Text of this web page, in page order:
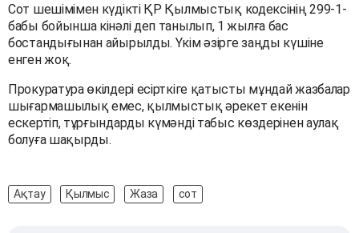
Сот шешімімен күдікті ҚР Қылмыстық кодексінің 299-1-
бабы бойынша кінәлі деп танылып, 1 жылға бас
бостандығынан айырылды. Үкім әзірге заңды күшіне
енген жоқ.
Прокуратура өкілдері есірткіге қатысты мұндай жазбалар
шығармашылық емес, қылмыстық әрекет екенін
ескертіп, тұрғындарды күмәнді табыс көздерінен аулақ
болуға шақырды.
Ақтау Қылмыс Жаза сот